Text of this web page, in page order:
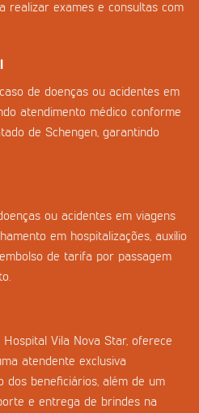
realizar exames e consultas com
de doenças ou acidentes em
atendimento médico conforme
de Schengen, garantindo
ou acidentes em viagens
em hospitalizações, auxílio
de tarifa por passagem
Vila Nova Star, oferece
atendente exclusiva
dos beneficiários, além de um
e entrega de brindes na